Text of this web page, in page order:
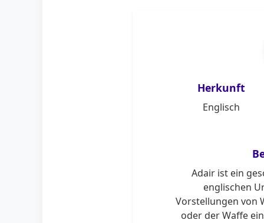
Herkunft
Englisch
Adair ist ein
englischen
Vorstellungen von
oder der Waffe